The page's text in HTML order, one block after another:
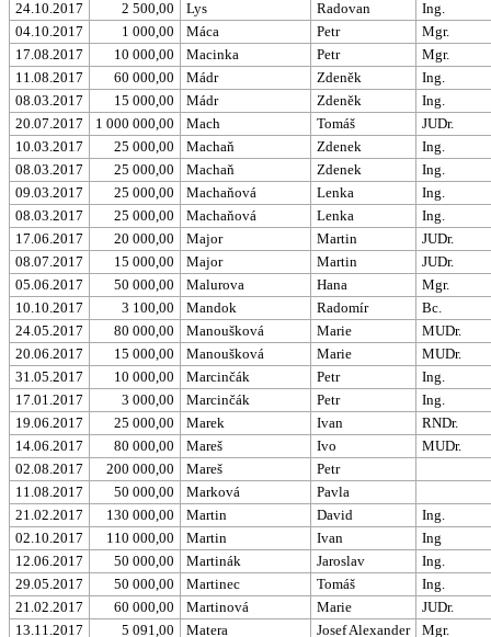
24.10.2017 2 500,00 Lys Radovan
Ing.
04.10.2017
1 000,00 Máca Petr
Mgr.
17.08.2017
10 000,00 Macinka Petr
Mgr.
11.08.2017
60 000,00 Mádr Zdeněk
Ing.
08.03.2017
15 000,00 Mádr Zdeněk
Ing.
20.07.2017
1 000 000,00 Mach Tomáš
JUDr.
10.03.2017
25 000,00 Machaň Zdenek
Ing.
08.03.2017
25 000,00 Machaň Zdenek
Ing.
09.03.2017
25 000,00 Machaňová Lenka
Ing.
08.03.2017
25 000,00 Machaňová Lenka
Ing.
17.06.2017
20 000,00 Major Martin
JUDr.
08.07.2017
15 000,00 Major Martin
JUDr.
05.06.2017
50 000,00 Malurova Hana
Mgr.
10.10.2017
3 100,00 Mandok Radomír
Bc.
24.05.2017
80 000,00 Manoušková Marie
MUDr.
20.06.2017
15 000,00 Manoušková Marie
MUDr.
31.05.2017
10 000,00 Marcinčák Petr
Ing.
17.01.2017
3 000,00 Marcinčák Petr
Ing.
19.06.2017
25 000,00 Marek Ivan
RNDr.
14.06.2017
80 000,00 Mareš Ivo
MUDr.
02.08.2017
200 000,00 Mareš
Petr
11.08.2017
50 000,00 Marková
Pavla
21.02.2017
130 000,00 Martin David
Ing.
02.10.2017
110 000,00 Martin Ivan
Ing
12.06.2017
50 000,00 Martinák Jaroslav
Ing.
29.05.2017
50 000,00 Martinec Tomáš
Ing.
21.02.2017
60 000,00 Martinová Marie
JUDr.
13.11.2017
5 091,00 Matera Josef Alexander
Mgr.